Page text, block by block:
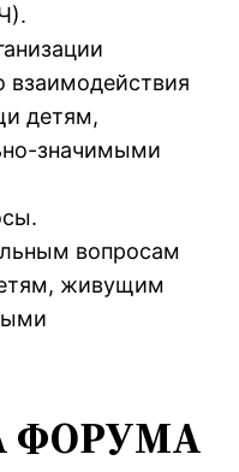
взаимодействия
детям,
значимыми
вопросам
живущим
ФОРУМА